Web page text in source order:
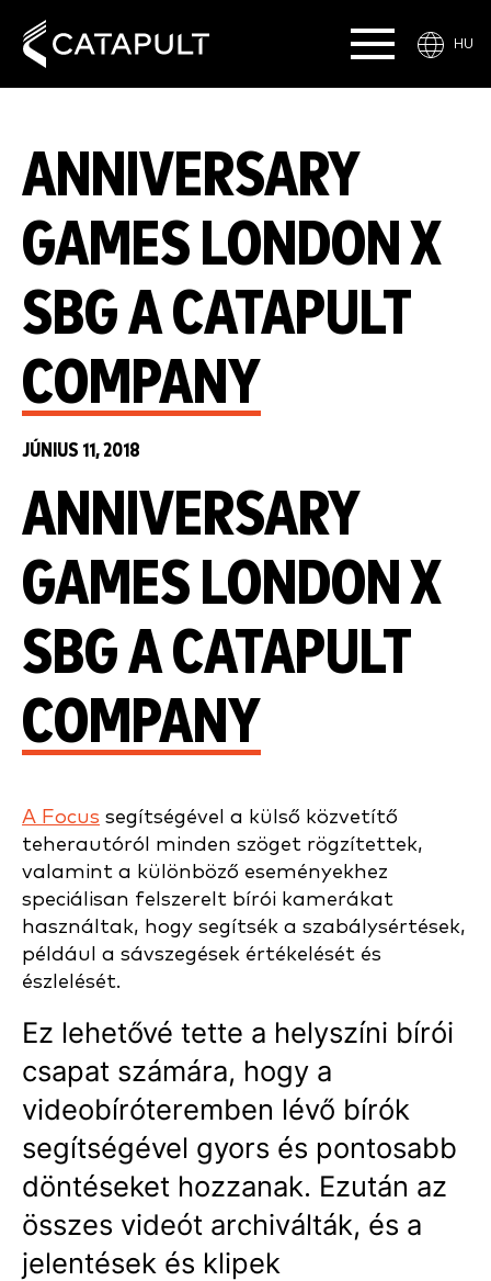
HU
ANNIVERSARY
GAMES LONDON X
SBG A CATAPULT
COMPANY
JÚNIUS 11, 2018
ANNIVERSARY
GAMES LONDON X
SBG A CATAPULT
COMPANY
A Focus segítségével a külső közvetítő
teherautóról minden szöget rögzítettek,
valamint a különböző eseményekhez
speciálisan felszerelt bírói kamerákat
használtak, hogy segítsék a szabálysértések,
például a sávszegések értékelését és
észlelését.
Ez lehetővé tette a helyszíni bírói
csapat számára, hogy a
videobíróteremben lévő bírók
segítségével gyors és pontosabb
döntéseket hozzanak. Ezután az
összes videót archiválták, és a
jelentések és klipek